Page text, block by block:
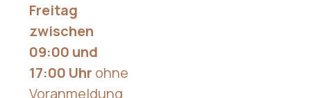
Freitag
zwischen
09:00 und
17:00 Uhr ohne
Voranmeldung